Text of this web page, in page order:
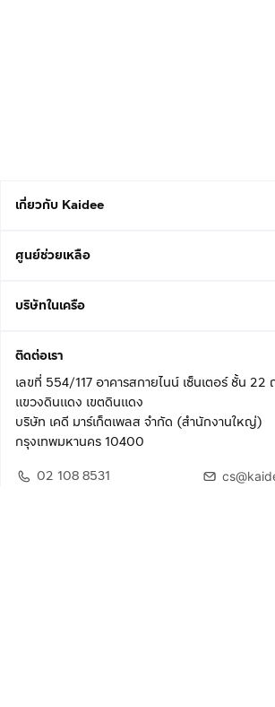
เกี่ยวกับ Kaidee
ศูนย์ช่วยเหลือ
บริษัทในเครือ
ติดต่อเรา
เลขที่ 554/117 อาคารสกายไนน์ เซ็นเตอร์ ชั้น
แขวงดินแดง เขตดินแดง
บริษัท เคดี มาร์เก็ตเพลส จำกัด (สำนักงานใหญ่)
กรุงเทพมหานคร 10400
02 108 8531